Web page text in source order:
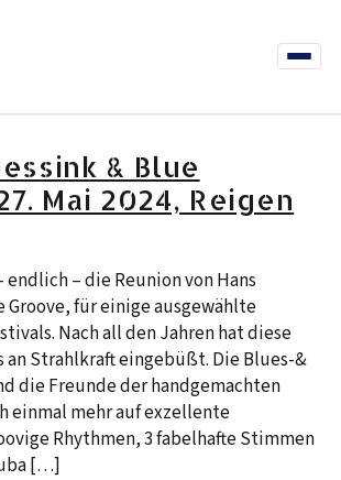
Menü
& Blue
Mai 2024, Reigen
endlich – die Reunion von Hans
Groove, für einige ausgewählte
Nach all den Jahren hat diese
an Strahlkraft eingebüßt. Die Blues-&
die Freunde der handgemachten
einmal mehr auf exzellente
Rhythmen, 3 fabelhafte Stimmen
[…]